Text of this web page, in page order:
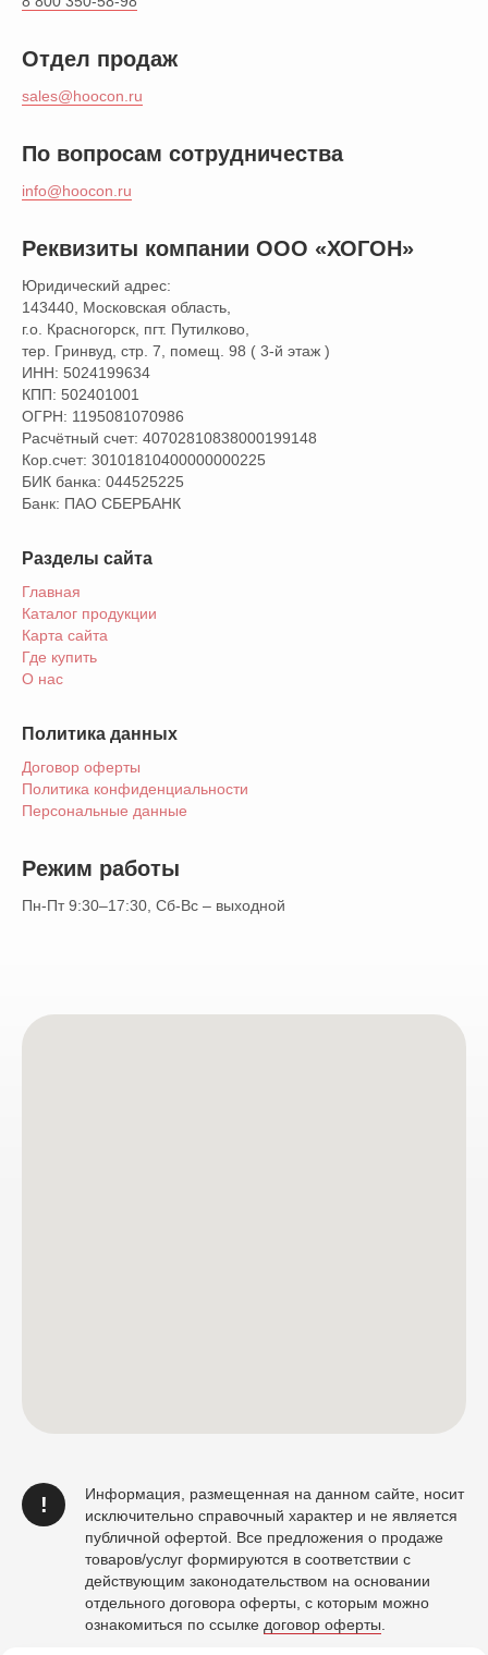
Отдел продаж
sales@hoocon.ru
По вопросам сотрудничества
info@hoocon.ru
Реквизиты компании ООО «ХОГОН»
Юридический адрес:
143440, Московская область,
г.о. Красногорск, пгт. Путилково,
тер. Гринвуд, стр. 7, помещ. 98 ( 3-й этаж )
ИНН: 5024199634
КПП: 502401001
ОГРН: 1195081070986
Расчётный счет: 40702810838000199148
Кор.счет: 30101810400000000225
БИК банка: 044525225
Банк: ПАО СБЕРБАНК
Разделы сайта
Главная
Каталог продукции
Карта сайта
Где купить
О нас
Политика данных
Договор оферты
Политика конфиденциальности
Персональные данные
Режим работы
Пн-Пт 9:30–17:30, Сб-Вс – выходной
!
Информация, размещенная на данном сайте, носит
исключительно справочный характер и не является
публичной офертой. Все предложения о продаже
товаров/услуг формируются в соответствии с
действующим законодательством на основании
отдельного договора оферты, с которым можно
ознакомиться по ссылке договор оферты.
© ООО Хогон 2026г.